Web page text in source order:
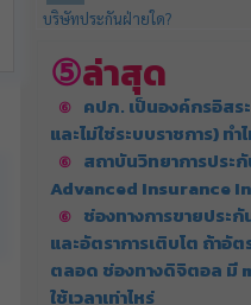
บริษัทประกันฝ่ายใด?
ล่าสุด
คปภ. เป็นองค์กรอิสร
และไม่ใช่ระบบราชการ) ท
สถาบันวิทยาการประ
Advanced Insurance
ช่องทางการขายประ
และอัตราการเติบโต ถ้าอั
ตลอด ช่องทางดิจิตอล มี
ใช้เวลาเท่าไหร่